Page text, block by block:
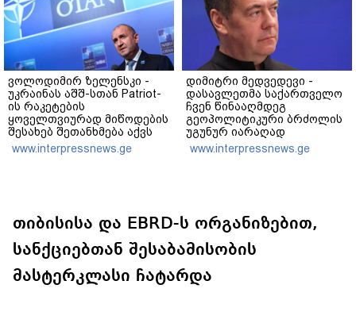
ვოლოდიმირ ზელენსკი -
უკრაინას აშშ-სთან Patriot-
ის რაკეტების
ყოველთვიურად მიწოდების
შესახებ შეთანხმება აქვს
www.interpressnews.ge
დიმიტრი მედვედევი -
დასავლეთმა საქართველო
ჩვენ წინააღმდეგ
გეოპოლიტიკური ბრძოლის
უგუნურ იარაღად
გამოიყენა იმ მომენტში,
როდესაც ეს მისთვის
www.interpressnews.ge
თიბისისა და EBRD-ს ორგანიზებით,
სანქციებთან შესაბამისობის
მასტერკლასი ჩატარდა